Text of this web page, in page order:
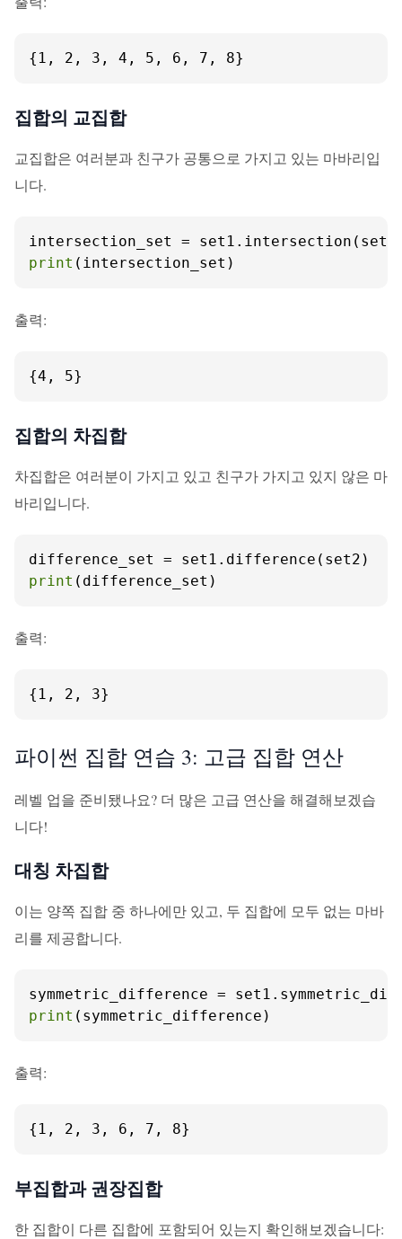
{1, 2, 3, 4, 5, 6, 7, 8}
집합의 교집합
교집합은 여러분과 친구가 공통으로 가지고 있는 마바리입
니다.
print (intersection_set)
출력:
{4, 5}
집합의 차집합
차집합은 여러분이 가지고 있고 친구가 가지고 있지 않은 마
바리입니다.
print (difference_set)
출력:
{1, 2, 3}
파이썬 집합 연습 3: 고급 집합 연산
레벨 업을 준비됐나요? 더 많은 고급 연산을 해결해보겠습
니다!
대칭 차집합
이는 양쪽 집합 중 하나에만 있고, 두 집합에 모두 없는 마바
리를 제공합니다.
print (symmetric_difference)
출력:
{1, 2, 3, 6, 7, 8}
부집합과 권장집합
한 집합이 다른 집합에 포함되어 있는지 확인해보겠습니다: